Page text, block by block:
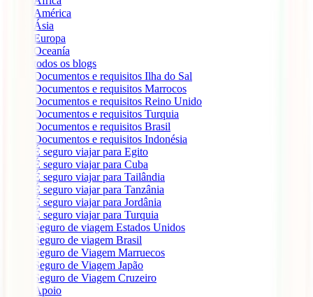
América
Ásia
Europa
Oceanía
todos os blogs
Documentos e requisitos Ilha do Sal
Documentos e requisitos Marrocos
Documentos e requisitos Reino Unido
Documentos e requisitos Turquia
Documentos e requisitos Brasil
Documentos e requisitos Indonésia
É seguro viajar para Egito
É seguro viajar para Cuba
É seguro viajar para Tailândia
É seguro viajar para Tanzânia
É seguro viajar para Jordânia
É seguro viajar para Turquia
Seguro de viagem Estados Unidos
Seguro de viagem Brasil
Seguro de Viagem Marruecos
Seguro de Viagem Japão
Seguro de Viagem Cruzeiro
Apoio